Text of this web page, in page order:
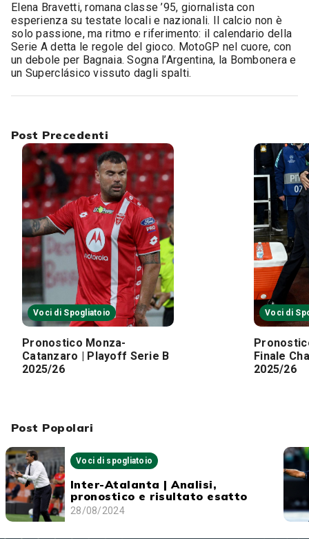
Elena Bravetti, romana classe ’95, giornalista con
esperienza su testate locali e nazionali. Il calcio non è
solo passione, ma ritmo e riferimento: il calendario della
Serie A detta le regole del gioco. MotoGP nel cuore, con
un debole per Bagnaia. Sogna l’Argentina, la Bombonera e
un Superclásico vissuto dagli spalti.
Post Popolari
Voci di spogliatoio
Inter-Atalanta | Analisi,
pronostico e risultato esatto
28/08/2024
Post Precedenti
Voci di Spogliatoio
Pronostico Monza-
Catanzaro | Playoff Serie B
2025/26
Voci di
Finale
2025/26